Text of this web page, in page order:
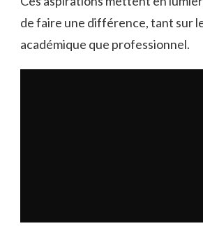
de faire une différence, tant sur
académique que professionnel.